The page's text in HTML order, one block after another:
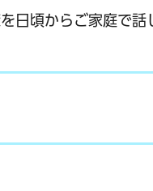
日頃からご家庭で話